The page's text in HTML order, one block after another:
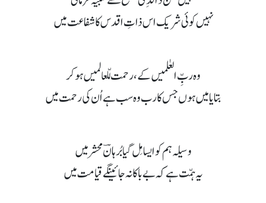
نہیں کوئی شریک اس ذاتِ اقدس کا شفاعت میں
وہ ربِّ العٰلمیں کے، رحمت لّلعالمیں ہو کر
بتایا میں ہوں جس کا رب وہ سب ہے اُن کی رحمت میں
وسیلہ ہم کو ایسا مِل گیا بُرہانؔ محشر میں
یہ ہمّت ہے کہ بے باکانہ جائینگے قیامت میں